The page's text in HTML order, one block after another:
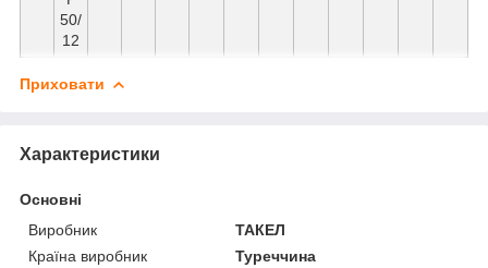
50/
12
Приховати
Характеристики
Основні
Виробник
ТАКЕЛ
Країна виробник
Туреччина